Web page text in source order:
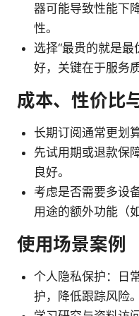
器可能导致性能下
性。
选择“最贵的就是
好，关键在于服务
成本、性价比
长期订阅通常更划
先试用期或退款保
良好。
考虑是否需要多设
用途的额外功能（
使用场景案例
个人隐私保护：日
护，降低跟踪风险。